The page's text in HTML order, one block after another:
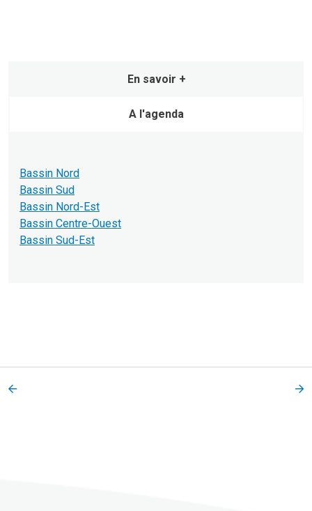
En savoir +
A l'agenda
Bassin Nord
Bassin Sud
Bassin Nord-Est
Bassin Centre-Ouest
Bassin Sud-Est